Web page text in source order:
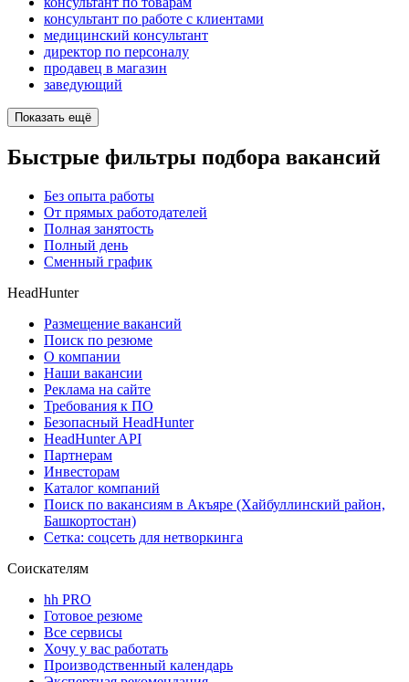
консультант по работе с клиентами
медицинский консультант
директор по персоналу
продавец в магазин
заведующий
Показать ещё
Быстрые фильтры подбора вакансий
Без опыта работы
От прямых работодателей
Полная занятость
Полный день
Сменный график
HeadHunter
Размещение вакансий
Поиск по резюме
О компании
Наши вакансии
Реклама на сайте
Требования к ПО
Безопасный HeadHunter
HeadHunter API
Партнерам
Инвесторам
Каталог компаний
Поиск по вакансиям в Акъяре (Хайбуллинский район,
Башкортостан)
Сетка: соцсеть для нетворкинга
Соискателям
hh PRO
Готовое резюме
Все сервисы
Хочу у вас работать
Производственный календарь